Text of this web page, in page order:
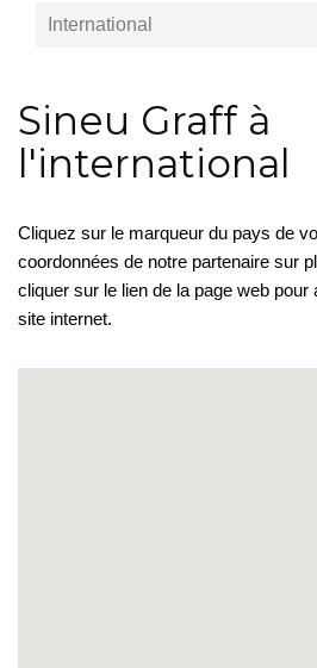
International
Sineu Graff à
l'international
Cliquez sur le marqueur du pays de
coordonnées de notre partenaire sur
cliquer sur le lien de la page web
site internet.